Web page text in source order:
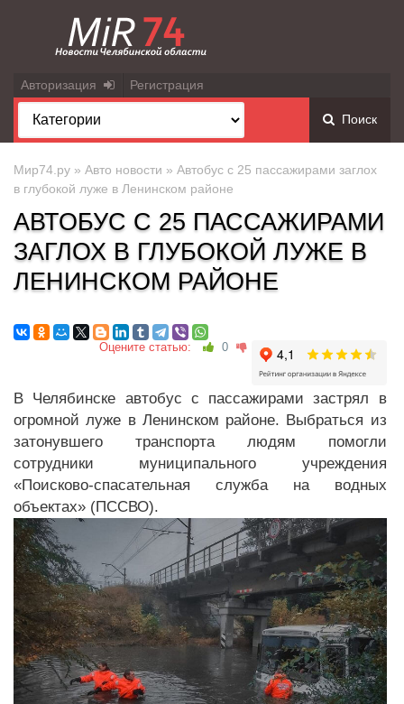
Авторизация Регистрация
Поиск
Мир74.ру » Авто новости » Автобус с 25 пассажирами заглох
в глубокой луже в Ленинском районе
АВТОБУС С 25 ПАССАЖИРАМИ
ЗАГЛОХ В ГЛУБОКОЙ ЛУЖЕ В
ЛЕНИНСКОМ РАЙОНЕ
Оцените статью: 0
В Челябинске автобус с пассажирами застрял в
огромной луже в Ленинском районе. Выбраться из
затонувшего транспорта людям помогли
сотрудники муниципального учреждения
«Поисково-спасательная служба на водных
объектах» (ПССВО).